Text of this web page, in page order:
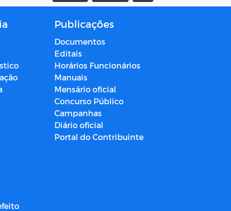
Publicações
Documentos
Editais
Horários Funcionários
Manuais
Mensário oficial
Concurso Público
Campanhas
Diário oficial
Portal do Contribuinte